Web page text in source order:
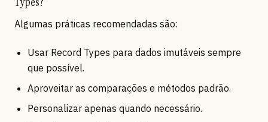
Algumas práticas recomendadas são:
Usar Record Types para dados imutáveis sempre
que possível.
Aproveitar as comparações e métodos padrão.
Personalizar apenas quando necessário.